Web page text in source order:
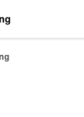
Đăng nhập